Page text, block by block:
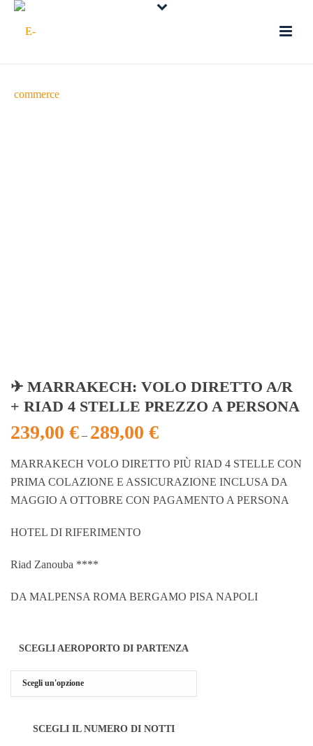
✈ MARRAKECH: VOLO DIRETTO A/R
+ RIAD 4 STELLE PREZZO A PERSONA
239,00 € – 289,00 €
MARRAKECH VOLO DIRETTO PIÙ RIAD 4 STELLE CON
PRIMA COLAZIONE E ASSICURAZIONE INCLUSA DA
MAGGIO A OTTOBRE CON PAGAMENTO A PERSONA
HOTEL DI RIFERIMENTO
Riad Zanouba ****
DA MALPENSA ROMA BERGAMO PISA NAPOLI
SCEGLI AEROPORTO DI PARTENZA
SCEGLI IL NUMERO DI NOTTI